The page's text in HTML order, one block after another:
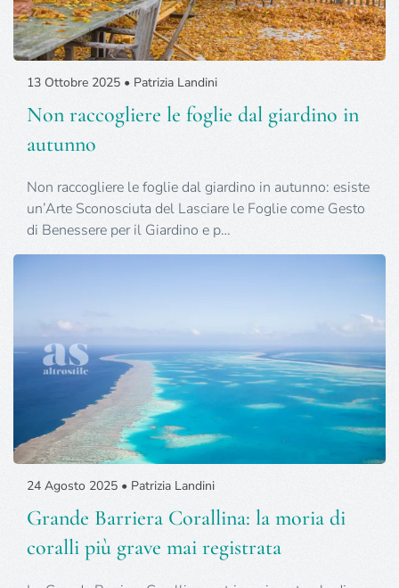
13 Ottobre 2025 • Patrizia Landini
Non raccogliere le foglie dal giardino in
autunno
Non raccogliere le foglie dal giardino in autunno: esiste
un’Arte Sconosciuta del Lasciare le Foglie come Gesto
di Benessere per il Giardino e p…
24 Agosto 2025 • Patrizia Landini
Grande Barriera Corallina: la moria di
coralli più grave mai registrata